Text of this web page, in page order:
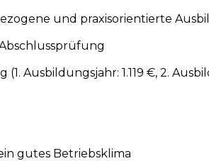
und praxisorientierte
1.119 €, 2.
gutes Betriebsklima